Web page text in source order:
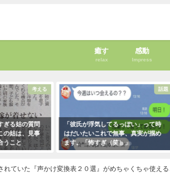
癒す
relax
感動
Impress
「彼氏が浮気してるっぽい」って時
はだいたいこれで無事、真実が掴め
ます。「怖すぎ（笑）」
お爺さんに「
責された男性
さんがこう言
れていた『声かけ変換表２０選』がめちゃくちゃ使え